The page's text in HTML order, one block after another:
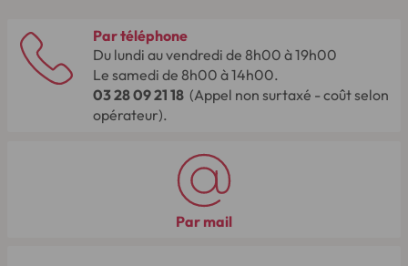
Par téléphone
Du lundi au vendredi de 8h00 à 19h00
Le samedi de 8h00 à 14h00.
03 28 09 21 18 (Appel non surtaxé - coût selon
opérateur).
Par mail